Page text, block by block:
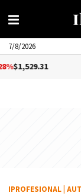
7/8/2026
IPROFESIONAL